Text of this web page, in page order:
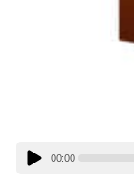
00:00